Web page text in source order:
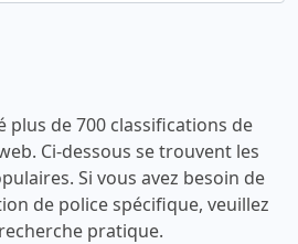
plus de 700 classifications de
Ci-dessous se trouvent les
Si vous avez besoin de
de police spécifique, veuillez
pratique.